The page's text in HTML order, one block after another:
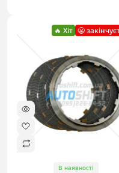
Перед замовленням
точний код
гарантовано
AUTOSHIFT швидко
замовлення по всій
виконуємо заміну
коробок передач з
роботи.
🔥 Хіт 😬
В наявності